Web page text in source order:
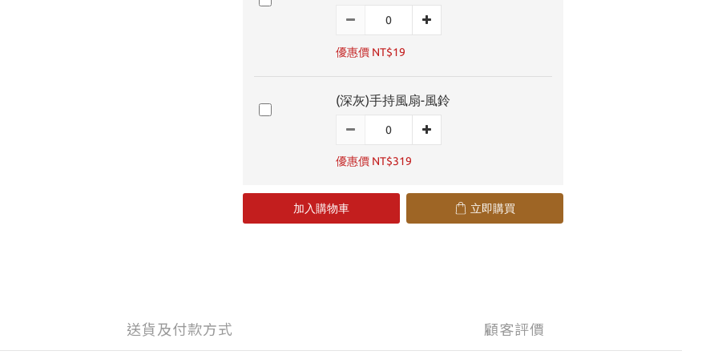
優惠價 NT$19
(深灰)手持風扇-風鈴
優惠價 NT$319
加入購物車 立即購買
送貨及付款方式 顧客評價